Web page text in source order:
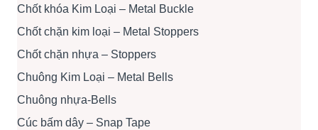
Chốt khóa Kim Loại – Metal Buckle
Chốt chặn kim loại – Metal Stoppers
Chốt chặn nhựa – Stoppers
Chuông Kim Loại – Metal Bells
Chuông nhựa-Bells
Cúc bấm dây – Snap Tape